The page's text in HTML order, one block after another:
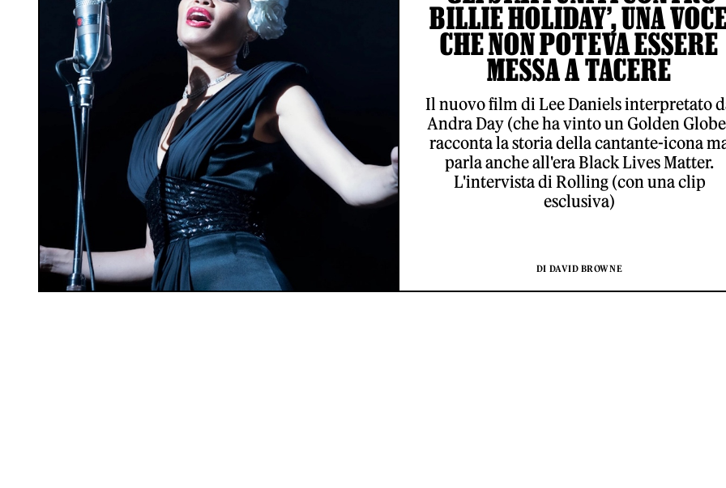
BILLIE HOLIDAY’, UNA
CHE NON POTEVA ESSERE
MESSA A TACERE
Il nuovo film di Lee Daniels interpretato
Andra Day (che ha vinto un Golden
racconta la storia della cantante-icona
parla anche all'era Black Lives Matter.
L'intervista di Rolling (con una clip
esclusiva)
DI DAVID BROWNE